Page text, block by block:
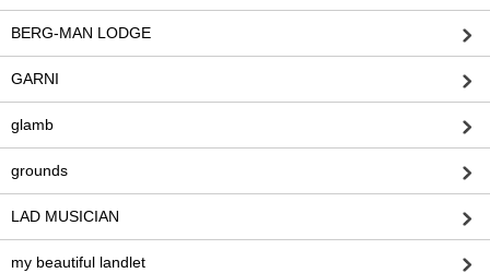
BERG-MAN LODGE
GARNI
glamb
grounds
LAD MUSICIAN
my beautiful landlet